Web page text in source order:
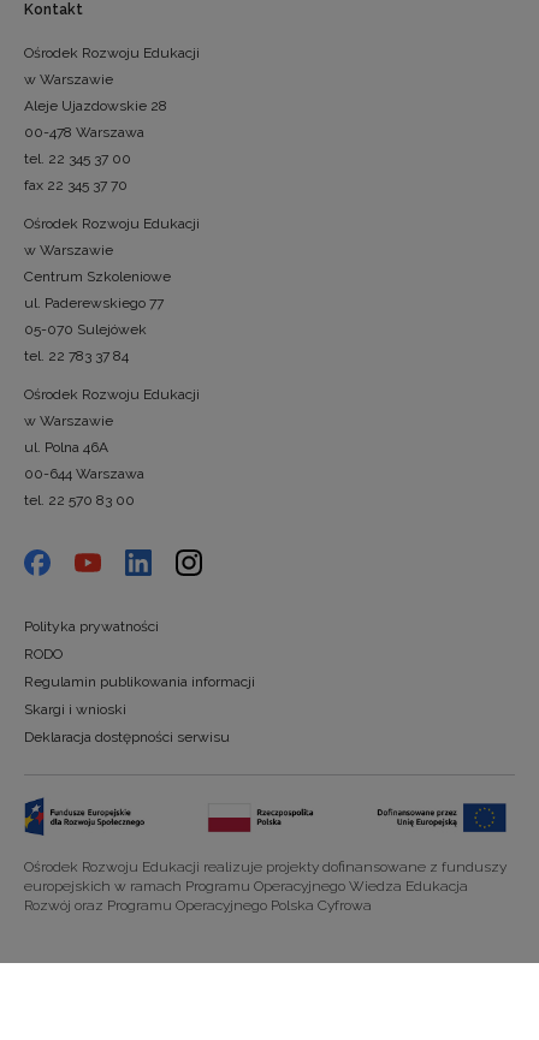
Kontakt
Ośrodek Rozwoju Edukacji
w Warszawie
Aleje Ujazdowskie 28
00-478 Warszawa
tel. 22 345 37 00
fax 22 345 37 70
Ośrodek Rozwoju Edukacji
w Warszawie
Centrum Szkoleniowe
ul. Paderewskiego 77
05-070 Sulejówek
tel. 22 783 37 84
Ośrodek Rozwoju Edukacji
w Warszawie
ul. Polna 46A
00-644 Warszawa
tel. 22 570 83 00
Polityka prywatności
RODO
Regulamin publikowania informacji
Skargi i wnioski
Deklaracja dostępności serwisu
Ośrodek Rozwoju Edukacji realizuje projekty dofinansowane z funduszy
europejskich w ramach Programu Operacyjnego Wiedza Edukacja
Rozwój oraz Programu Operacyjnego Polska Cyfrowa